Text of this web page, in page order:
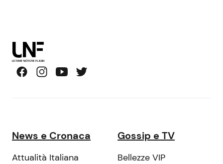
News e Cronaca
Attualità Italiana
Gossip e TV
Bellezze VIP